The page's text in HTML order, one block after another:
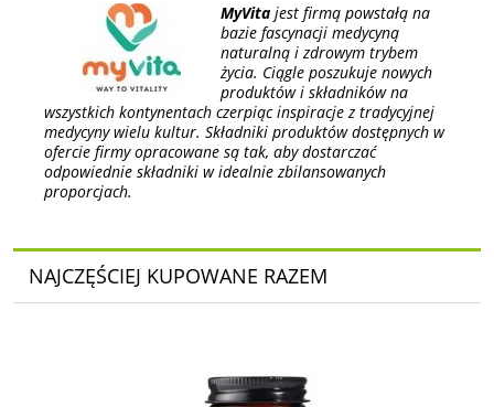
MyVita jest firmą powstałą na
bazie fascynacji medycyną
naturalną i zdrowym trybem
życia. Ciągle poszukuje nowych
produktów i składników na
wszystkich kontynentach czerpiąc inspiracje z tradycyjnej
medycyny wielu kultur. Składniki produktów dostępnych w
ofercie firmy opracowane są tak, aby dostarczać
odpowiednie składniki w idealnie zbilansowanych
proporcjach.
NAJCZĘŚCIEJ KUPOWANE RAZEM